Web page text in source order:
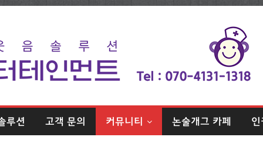
루션 고객 문의 커뮤니티 논술개그 카페 인